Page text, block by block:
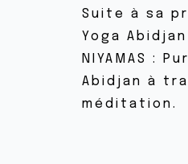
Suite à sa
Yoga
NIYAMAS :
Abidjan à
méditation.